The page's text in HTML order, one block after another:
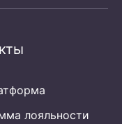
лояльности